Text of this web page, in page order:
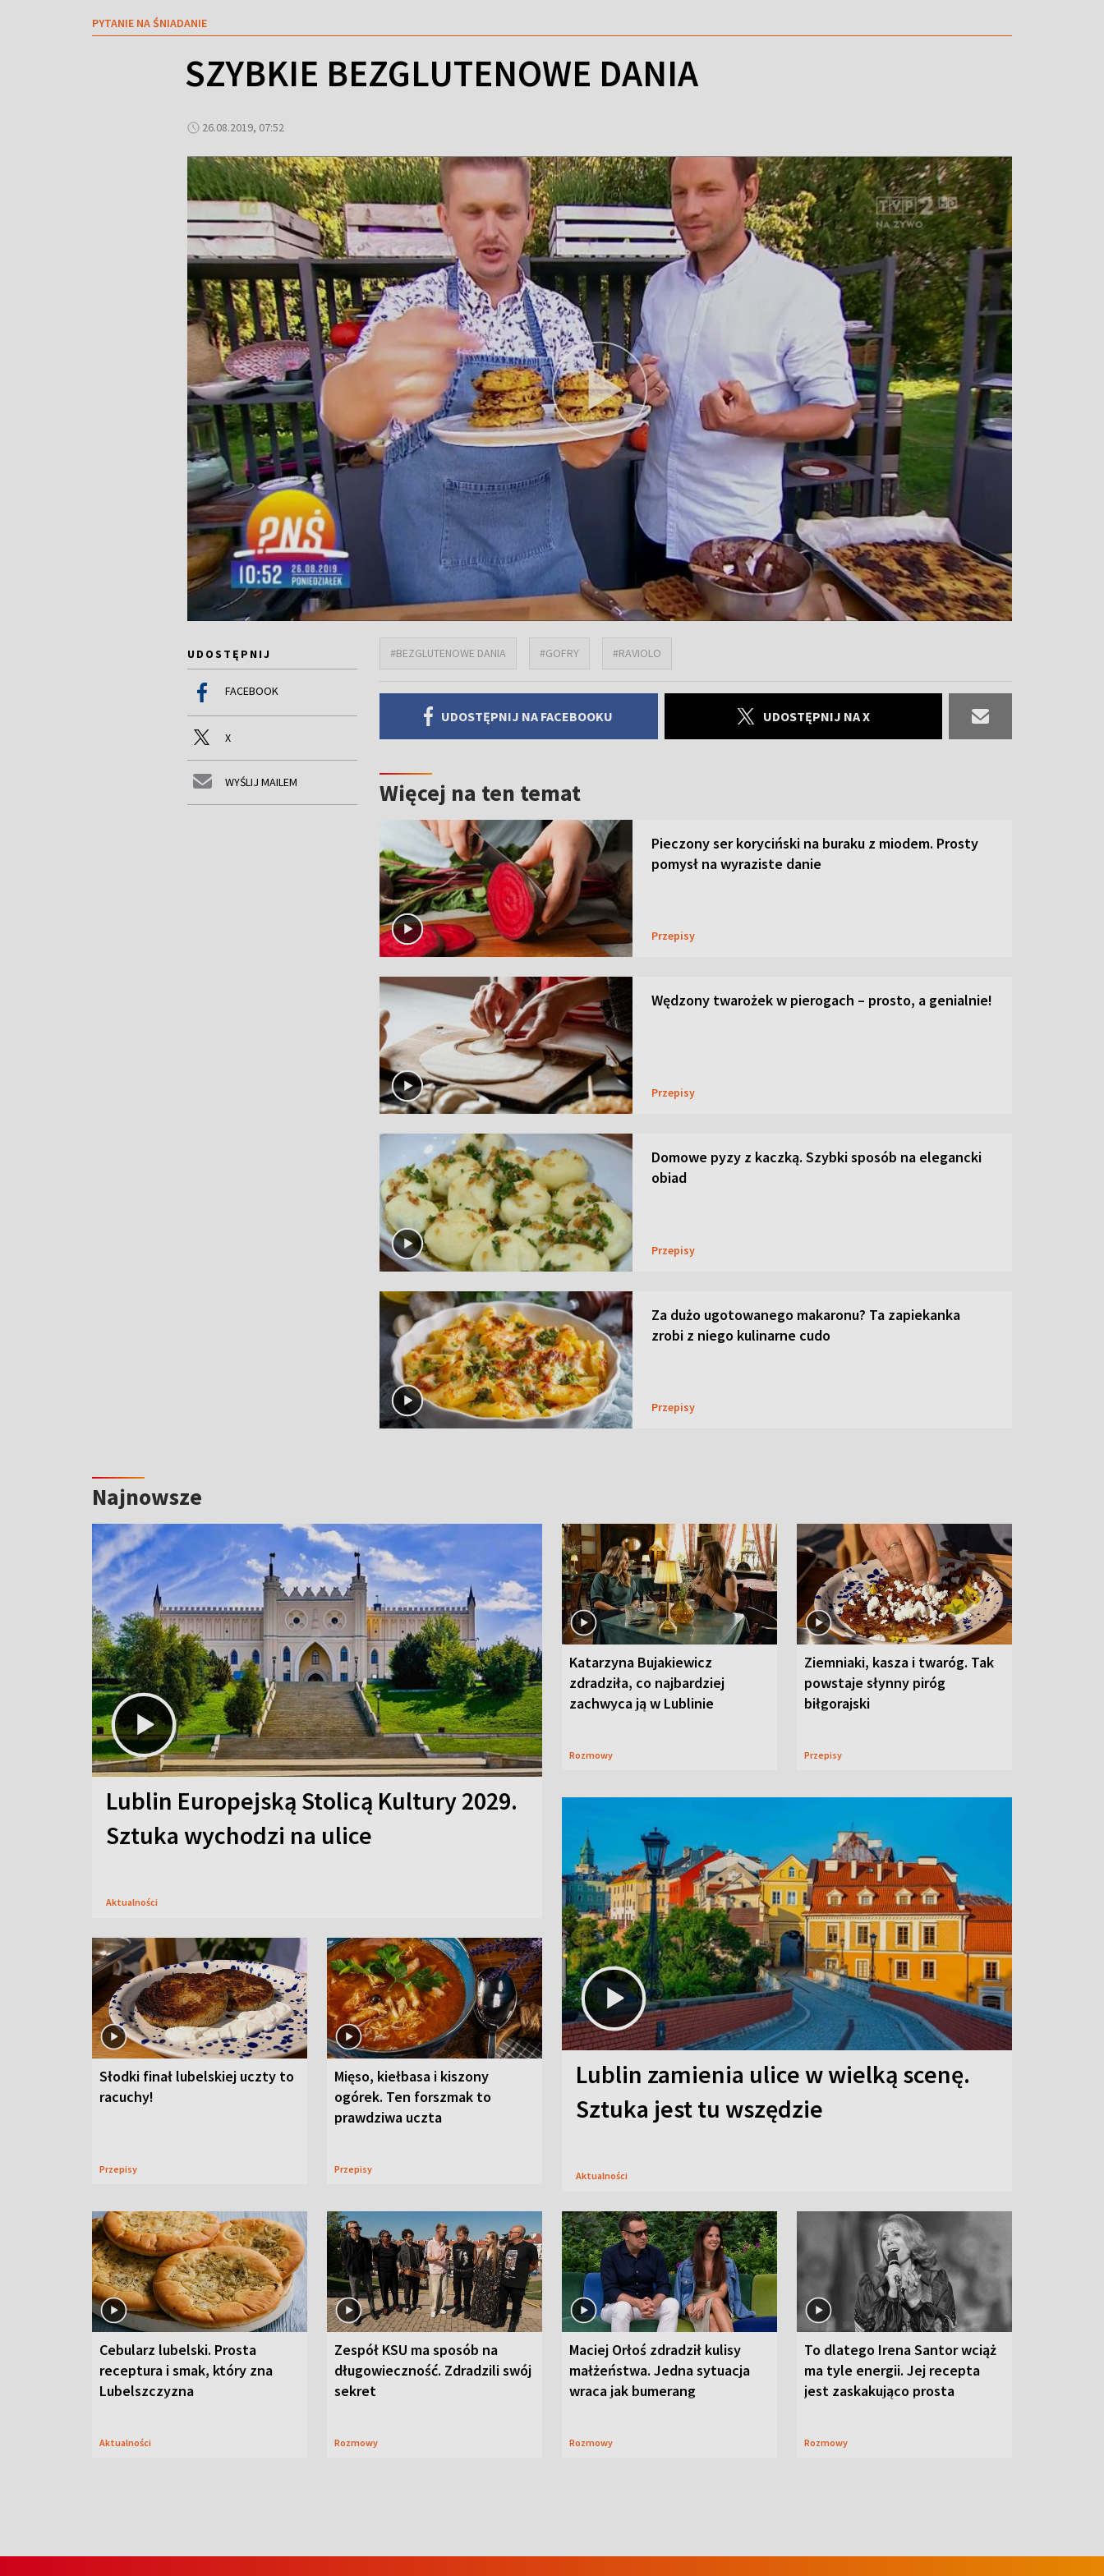
PYTANIE NA ŚNIADANIE
SZYBKIE BEZGLUTENOWE DANIA
26.08.2019, 07:52
UDOSTĘPNIJ
FACEBOOK
X
WYŚLIJ MAILEM
#BEZGLUTENOWE DANIA #GOFRY #RAVIOLO
UDOSTĘPNIJ NA FACEBOOKU UDOSTĘPNIJ NA X
Więcej na ten temat
Pieczony ser koryciński na buraku z miodem. Prosty
pomysł na wyraziste danie
Przepisy
Wędzony twarożek w pierogach – prosto, a genialnie!
Przepisy
Domowe pyzy z kaczką. Szybki sposób na elegancki
obiad
Przepisy
Za dużo ugotowanego makaronu? Ta zapiekanka
zrobi z niego kulinarne cudo
Przepisy
Najnowsze
Lublin Europejską Stolicą Kultury 2029.
Sztuka wychodzi na ulice
Aktualności
Katarzyna Bujakiewicz
zdradziła, co najbardziej
zachwyca ją w Lublinie
Rozmowy
Ziemniaki, kasza i twaróg. Tak
powstaje słynny piróg
biłgorajski
Przepisy
Słodki finał lubelskiej uczty to
racuchy!
Przepisy
Mięso, kiełbasa i kiszony
ogórek. Ten forszmak to
prawdziwa uczta
Przepisy
Lublin zamienia ulice w wielką scenę.
Sztuka jest tu wszędzie
Aktualności
Cebularz lubelski. Prosta
receptura i smak, który zna
Lubelszczyzna
Aktualności
Zespół KSU ma sposób na
długowieczność. Zdradzili swój
sekret
Rozmowy
Maciej Orłoś zdradził kulisy
małżeństwa. Jedna sytuacja
wraca jak bumerang
Rozmowy
To dlatego Irena Santor wciąż
ma tyle energii. Jej recepta
jest zaskakująco prosta
Rozmowy